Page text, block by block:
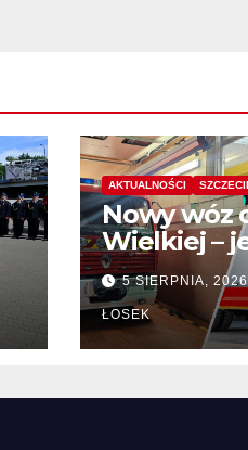
AKTUALNOŚCI
Nowy wóz
Wielkiej –
chętny na
5 SIERPNIA, 2026
ŁOSEK